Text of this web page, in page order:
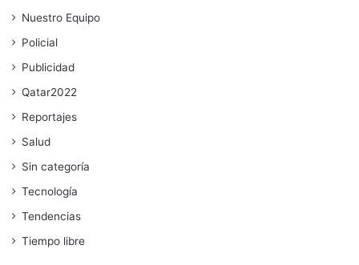
Nuestro Equipo
Policial
Publicidad
Qatar2022
Reportajes
Salud
Sin categoría
Tecnología
Tendencias
Tiempo libre